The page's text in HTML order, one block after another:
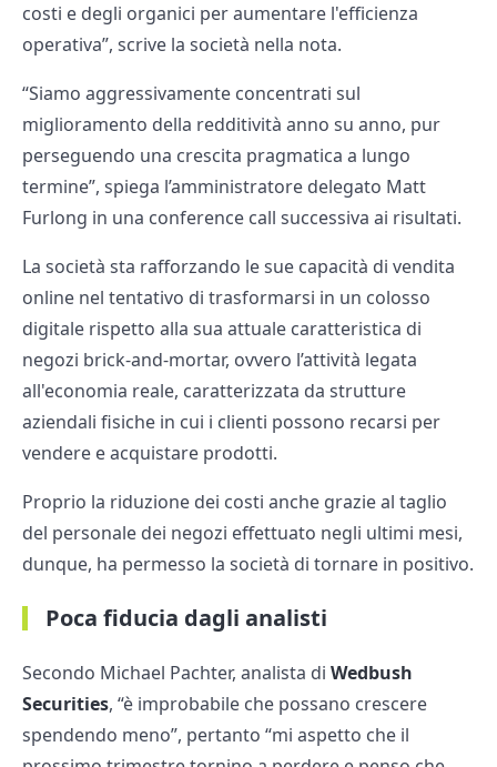
costi e degli organici per aumentare l'efficienza
operativa”, scrive la società nella nota.
“Siamo aggressivamente concentrati sul
miglioramento della redditività anno su anno, pur
perseguendo una crescita pragmatica a lungo
termine”, spiega l’amministratore delegato Matt
Furlong in una conference call successiva ai risultati.
La società sta rafforzando le sue capacità di vendita
online nel tentativo di trasformarsi in un colosso
digitale rispetto alla sua attuale caratteristica di
negozi brick-and-mortar, ovvero l’attività legata
all'economia reale, caratterizzata da strutture
aziendali fisiche in cui i clienti possono recarsi per
vendere e acquistare prodotti.
Proprio la riduzione dei costi anche grazie al taglio
del personale dei negozi effettuato negli ultimi mesi,
dunque, ha permesso la società di tornare in positivo.
Poca fiducia dagli analisti
Secondo Michael Pachter, analista di Wedbush
Securities, “è improbabile che possano crescere
spendendo meno”, pertanto “mi aspetto che il